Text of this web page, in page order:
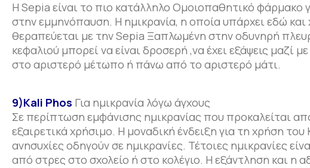
Η Sepia είναι το πιο κατάλληλο Ομοιοπαθητικό φάρμακο
στην εμμηνόπαυση. Η ημικρανία, η οποία υπάρχει εδώ
θεραπεύεται με την Sepia Ξαπλωμένη στην οδυνηρή
κεφαλιού μπορεί να είναι δροσερή ,να έχει εξάψεις
στο αριστερό μέτωπο ή πάνω από το αριστερό μάτι.
9)Kali Phos Για ημικρανία λόγω άγχους
Σε περίπτωση εμφάνισης ημικρανίας που προκαλείται
εξαιρετικά χρήσιμο. Η μοναδική ένδειξη για τη χρήση του
ανησυχίες οδηγούν σε ημικρανίες. Τέτοιες ημικρανίες
από στρες στο σχολείο ή στο κολέγιο. Η εξάντληση και η